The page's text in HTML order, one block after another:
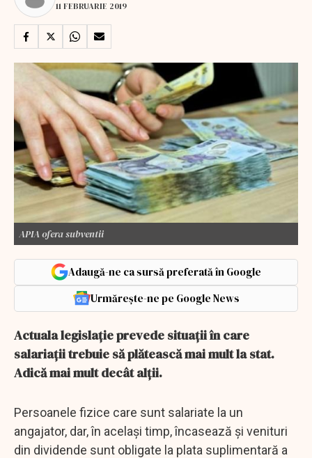
11 FEBRUARIE 2019
APIA ofera subventii
Adaugă-ne ca sursă preferată în Google
Urmărește-ne pe Google News
Actuala legislație prevede situații în care
salariații trebuie să plătească mai mult la stat.
Adică mai mult decât alții.
Persoanele fizice care sunt salariate la un
angajator, dar, în același timp, încasează și venituri
din dividende sunt obligate la plata suplimentară a